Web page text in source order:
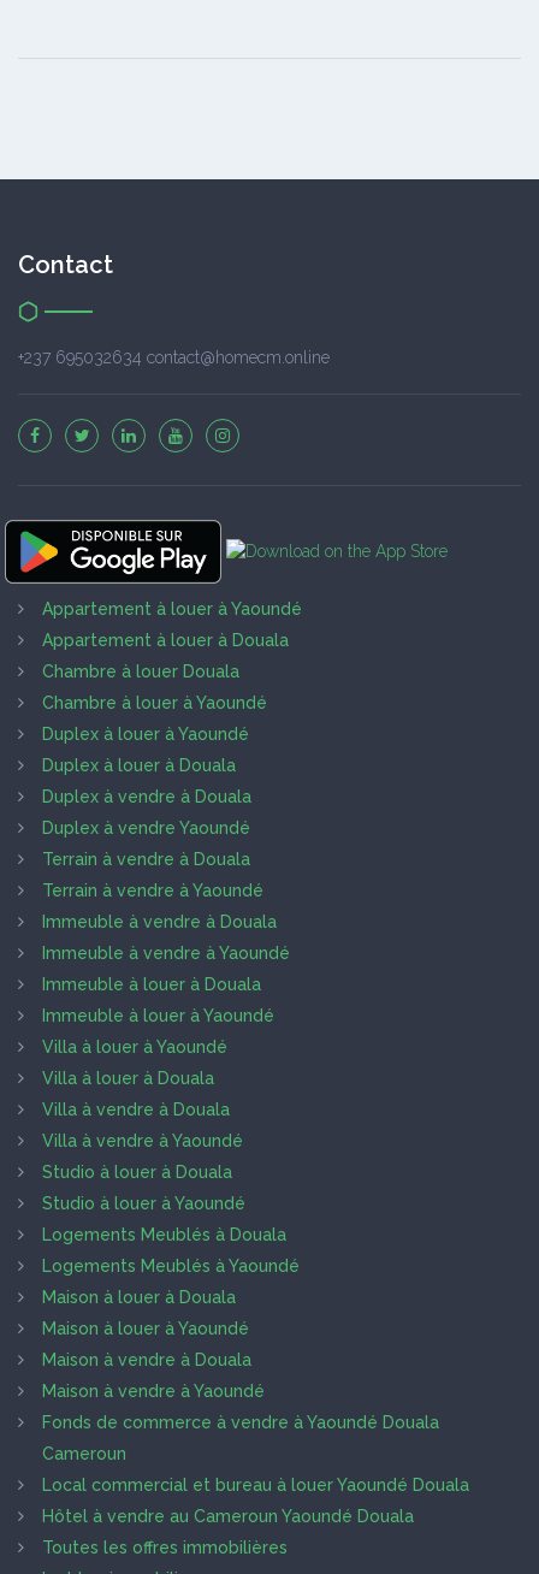
Contact
+237 695032634 contact@homecm.online
Appartement à louer à Yaoundé
Appartement à louer à Douala
Chambre à louer Douala
Chambre à louer à Yaoundé
Duplex à louer à Yaoundé
Duplex à louer à Douala
Duplex à vendre à Douala
Duplex à vendre Yaoundé
Terrain à vendre à Douala
Terrain à vendre à Yaoundé
Immeuble à vendre à Douala
Immeuble à vendre à Yaoundé
Immeuble à louer à Douala
Immeuble à louer à Yaoundé
Villa à louer à Yaoundé
Villa à louer à Douala
Villa à vendre à Douala
Villa à vendre à Yaoundé
Studio à louer à Douala
Studio à louer à Yaoundé
Logements Meublés à Douala
Logements Meublés à Yaoundé
Maison à louer à Douala
Maison à louer à Yaoundé
Maison à vendre à Douala
Maison à vendre à Yaoundé
Fonds de commerce à vendre à Yaoundé Douala
Cameroun
Local commercial et bureau à louer Yaoundé Douala
Hôtel à vendre au Cameroun Yaoundé Douala
Toutes les offres immobilières